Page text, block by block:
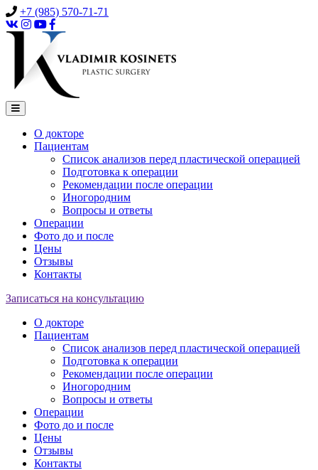
+7 (985) 570-71-71
О докторе
Пациентам
Список анализов перед пластической операцией
Подготовка к операции
Рекомендации после операции
Иногородним
Вопросы и ответы
Операции
Фото до и после
Цены
Отзывы
Контакты
Записаться на консультацию
О докторе
Пациентам
Список анализов перед пластической операцией
Подготовка к операции
Рекомендации после операции
Иногородним
Вопросы и ответы
Операции
Фото до и после
Цены
Отзывы
Контакты